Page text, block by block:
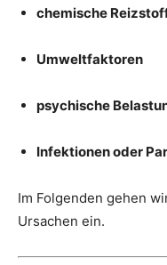
chemische
Umweltfaktoren
psychische
Infektionen oder
Im Folgenden gehen
Ursachen ein.